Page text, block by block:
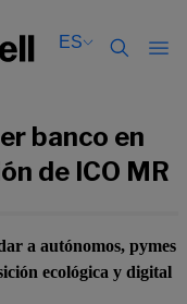
ES
banco en
de ICO MR
a autónomos, pymes
ecológica y digital